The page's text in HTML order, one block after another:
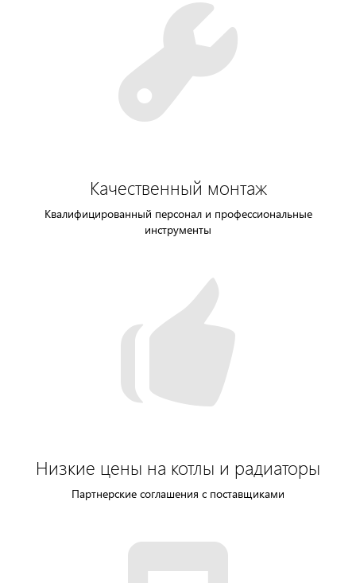
Качественный монтаж
Квалифицированный персонал и профессиональные
инструменты
Низкие цены на котлы и радиаторы
Партнерские соглашения с поставщиками